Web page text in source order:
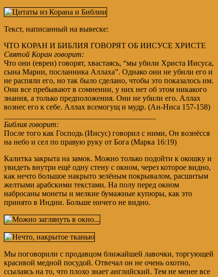
Текст, написанный на вывеске:
ЧТО КОРАН И БИБЛИЯ ГОВОРЯТ ОБ ИИСУСЕ ХРИСТЕ
Святой Коран говорит:
Что они (евреи) говорят, хвастаясь, “мы убили Христа Иисуса,
сына Марии, посланника Аллаха”. Однако они не убили его и
не распяли его, но так было сделано, чтобы это показалось им.
Они все пребывают в сомнении, у них нет об этом никакого
знания, а только предположения. Они не убили его. Аллах
вознес его к себе. Аллах всемогущ и мудр. (Ан-Ниса 157-158)
Библия говорит:
После того как Господь (Иисус) говорил с ними, Он вознёсся
на небо и сел по правую руку от Бога (Марка 16:19)
Калитка закрыта на замок. Можно только подойти к окошку и
увидеть внутри ещё одну стену с окном, через которое видно,
как нечто большое накрыто зелёным покрывалом, расшитым
желтыми арабскими текстами. На полу перед окном
набросаны монеты и мелкие бумажные купюры, как это
принято в Индии. Больше ничего не видно.
Мы поговорили с продавцом ближайшей лавочки, торгующей
красивой медной посудой. Отвечал он не очень охотно,
ссылаясь на то, что плохо знает английский. Тем не менее все